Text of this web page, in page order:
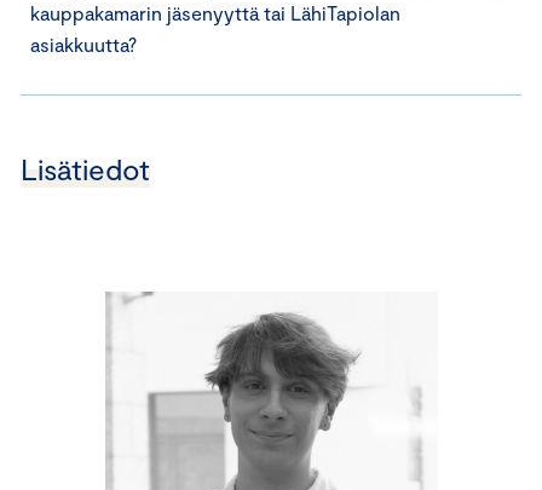
kauppakamarin jäsenyyttä tai LähiTapiolan
asiakkuutta?
Lisätiedot